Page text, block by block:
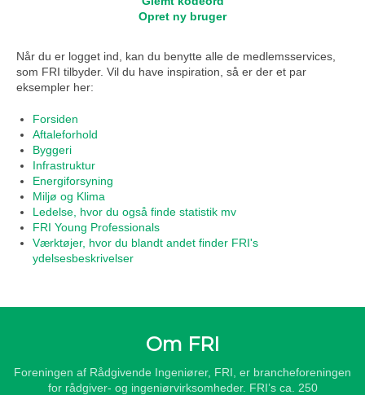
Opret ny bruger
Når du er logget ind, kan du benytte alle de medlemsservices,
som FRI tilbyder. Vil du have inspiration, så er der et par
eksempler her:
Forsiden
Aftaleforhold
Byggeri
Infrastruktur
Energiforsyning
Miljø og Klima
Ledelse, hvor du også finde statistik mv
FRI Young Professionals
Værktøjer, hvor du blandt andet finder FRI's
ydelsesbeskrivelser
Om FRI
Foreningen af Rådgivende Ingeniører, FRI, er brancheforeningen
for rådgiver- og ingeniørvirksomheder. FRI’s ca. 250